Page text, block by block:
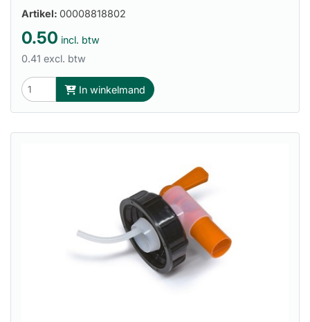
Artikel: 00008818802
0.50 incl. btw
0.41 excl. btw
In winkelmand